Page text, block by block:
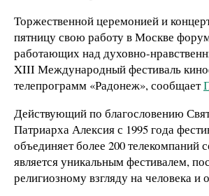
Торжественной церемонией и
пятницу свою работу в Москве
работающих над духовно-
XIII Международный фестиваль
телепрограмм «Радонеж», сообщает
Действующий по благословению
Патриарха Алексия с 1995 года
объединяет более 200 телекомпаний
является уникальным фестивалем,
религиозному взгляду на человека и